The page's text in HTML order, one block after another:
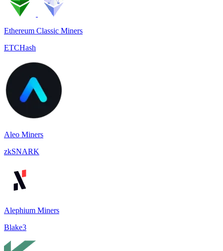
Ethereum Classic Miners
ETCHash
Aleo Miners
zkSNARK
Alephium Miners
Blake3